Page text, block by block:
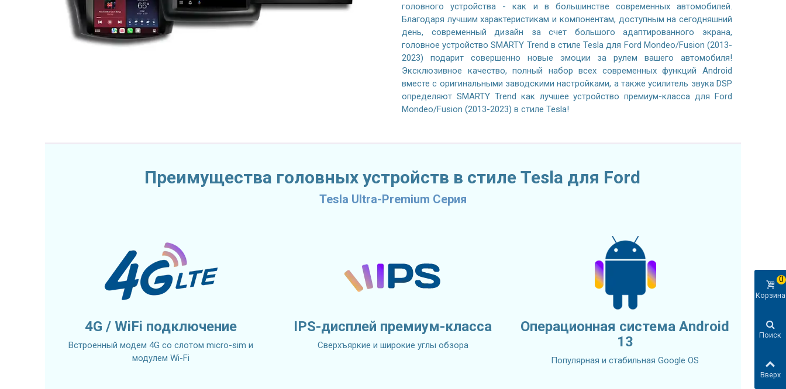
головного устройства - как и в большинстве современных автомобилей.
Благодаря лучшим характеристикам и компонентам, доступным на сегодняшний
день, современный дизайн за счет большого адаптированного экрана,
головное устройство SMARTY Trend в стиле Tesla для Ford Mondeo/Fusion (2013-
2023) подарит совершенно новые эмоции за рулем вашего автомобиля!
Эксклюзивное качество, полный набор всех современных функций Android
вместе с оригинальными заводскими настройками, а также усилитель звука DSP
определяют SMARTY Trend как лучшее устройство премиум-класса для Ford
Mondeo/Fusion (2013-2023) в стиле Tesla!
Преимущества головных устройств в стиле Tesla для Ford
Tesla Ultra-Premium Серия
4G / WiFi подключение
Встроенный модем 4G со слотом micro-sim и
модулем Wi-Fi
IPS-дисплей премиум-класса
Сверхъяркие и широкие углы обзора
Операционная система Android
13
Популярная и стабильная Google OS
Корзина
0
Поиск
Вверх